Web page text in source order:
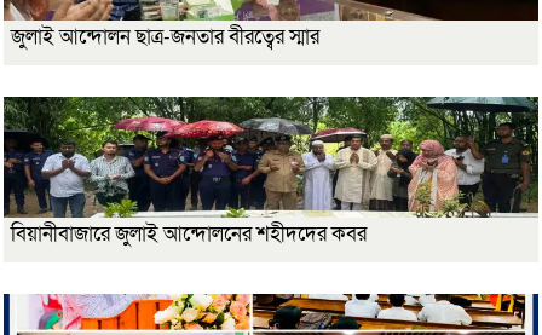
জুলাই আন্দোলন ছাত্র-জনতার বীরত্বের স্মার
বিয়ানীবাজারে জুলাই আন্দোলনের শহীদদের কবর